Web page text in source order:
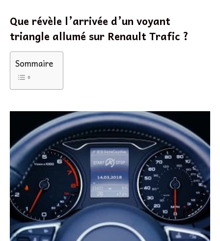
Que révèle l’arrivée d’un voyant
triangle allumé sur Renault Trafic ?
Sommaire